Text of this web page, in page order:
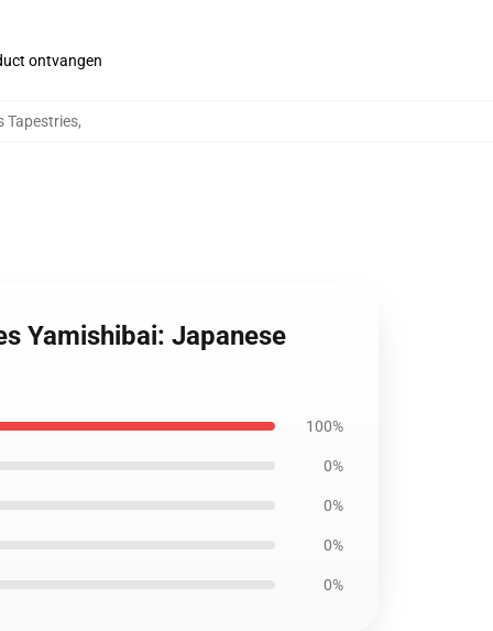
ontvangen
Tapestries,
Yamishibai: Japanese
100%
0%
0%
0%
0%